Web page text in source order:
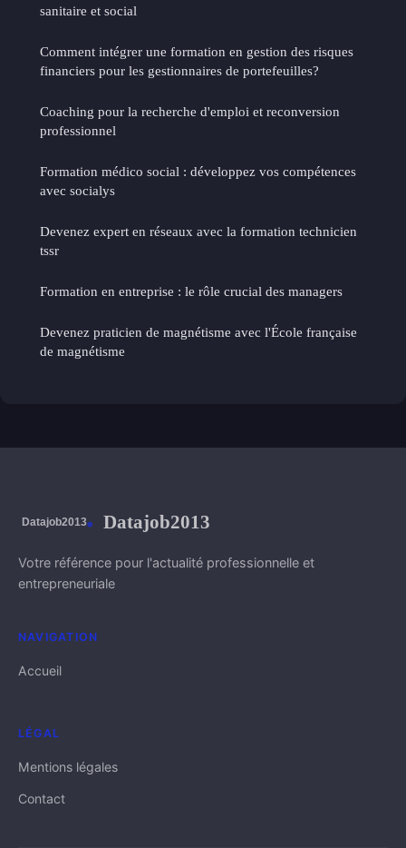
sanitaire et social
Comment intégrer une formation en gestion des risques
financiers pour les gestionnaires de portefeuilles?
Coaching pour la recherche d'emploi et reconversion
professionnel
Formation médico social : développez vos compétences
avec socialys
Devenez expert en réseaux avec la formation technicien
tssr
Formation en entreprise : le rôle crucial des managers
Devenez praticien de magnétisme avec l'École française
de magnétisme
Datajob2013
Votre référence pour l'actualité professionnelle et
entrepreneuriale
NAVIGATION
Accueil
LÉGAL
Mentions légales
Contact